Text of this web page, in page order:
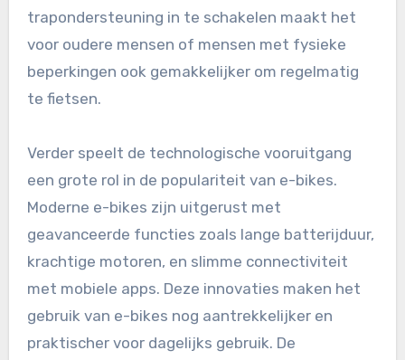
trapondersteuning in te schakelen maakt het
voor oudere mensen of mensen met fysieke
beperkingen ook gemakkelijker om regelmatig
te fietsen.
Verder speelt de technologische vooruitgang
een grote rol in de populariteit van e-bikes.
Moderne e-bikes zijn uitgerust met
geavanceerde functies zoals lange batterijduur,
krachtige motoren, en slimme connectiviteit
met mobiele apps. Deze innovaties maken het
gebruik van e-bikes nog aantrekkelijker en
praktischer voor dagelijks gebruik. De